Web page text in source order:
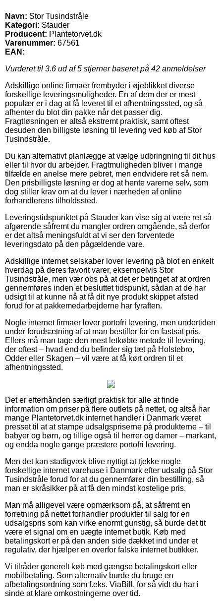
Navn: Stor Tusindstråle
Kategori: Stauder
Producent: Plantetorvet.dk
Varenummer: 67561
EAN:
Vurderet til 3.6 ud af 5 stjerner baseret på 42 anmeldelser
Adskillige online firmaer frembyder i øjeblikket diverse
forskellige leveringsmuligheder. En af dem der er mest
populær er i dag at få leveret til et afhentningssted, og så
afhenter du blot din pakke når det passer dig.
Fragtløsningen er altså ekstremt praktisk, samt oftest
desuden den billigste løsning til levering ved køb af Stor
Tusindstråle.
Du kan alternativt planlægge at vælge udbringning til dit hus
eller til hvor du arbejder. Fragtmuligheden bliver i mange
tilfælde en anelse mere pebret, men endvidere ret så nem.
Den prisbilligste løsning er dog at hente varerne selv, som
dog stiller krav om at du lever i nærheden af online
forhandlerens tilholdssted.
Leveringstidspunktet på Stauder kan vise sig at være ret så
afgørende såfremt du mangler ordren omgående, så derfor
er det altså meningsfuldt at vi ser den forventede
leveringsdato på den pågældende vare.
Adskillige internet selskaber lover levering på blot en enkelt
hverdag på deres favorit varer, eksempelvis Stor
Tusindstråle, men vær obs på at det er betinget af at ordren
gennemføres inden et besluttet tidspunkt, sådan at de har
udsigt til at kunne nå at få dit nye produkt skippet afsted
forud for at pakkemedarbejderne har fyraften.
Nogle internet firmaer lover portofri levering, men undertiden
under forudsætning af at man bestiller for en fastsat pris.
Ellers må man tage den mest letkøbte metode til levering,
der oftest – hvad end du befinder sig tæt på Holstebro,
Odder eller Skagen – vil være at få kørt ordren til et
afhentningssted.
Det er efterhånden særligt praktisk for alle at finde
information om priser på flere outlets på nettet, og altså har
mange Plantetorvet.dk internet handler i Danmark været
presset til at at stampe udsalgspriserne på produkterne – til
babyer og børn, og tillige også til herrer og damer – markant,
og endda nogle gange præstere portofri levering.
Men det kan stadigvæk blive nyttigt at tjekke nogle
forskellige internet varehuse i Danmark efter udsalg på Stor
Tusindstråle forud for at du gennemfører din bestilling, så
man er skråsikker på at få den mindst kostelige pris.
Man må alligevel være opmærksom på, at såfremt en
forretning på nettet forhandler produkter til salg for en
udsalgspris som kan virke enormt gunstig, så burde det tit
være et signal om en uægte internet butik. Køb med
betalingskort er på den anden side dækket ind under et
regulativ, der hjælper en overfor falske internet butikker.
Vi tilråder generelt køb med gængse betalingskort eller
mobilbetaling. Som alternativ burde du bruge en
afbetalingsordning som f.eks. ViaBill, for så vidt du har i
sinde at klare omkostningerne over tid.